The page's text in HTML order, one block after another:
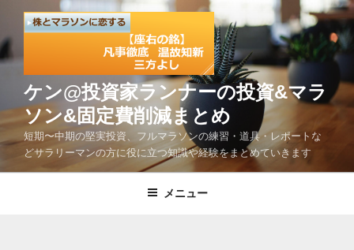
テ
ン
ス
キ
ケン@投資家ランナーの投資&マラ
ソン&固定費削減まとめ
短期〜中期の堅実投資、フルマラソンの練習・道具・レポートな
どサラリーマンの方に役に立つ知識や経験をまとめていきます
メニュー